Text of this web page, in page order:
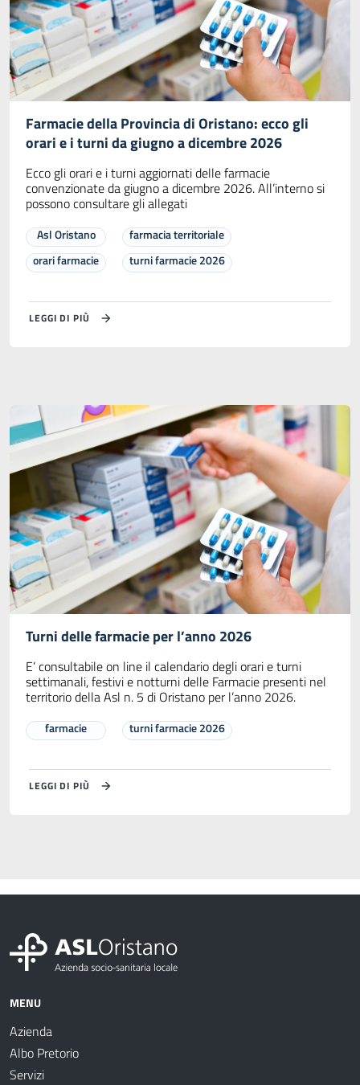
Farmacie della Provincia di Oristano: ecco gli
orari e i turni da giugno a dicembre 2026
Ecco gli orari e i turni aggiornati delle farmacie
convenzionate da giugno a dicembre 2026. All’interno si
possono consultare gli allegati
Asl Oristano
farmacia territoriale
orari farmacie
turni farmacie 2026
LEGGI DI PIÙ
Turni delle farmacie per l’anno 2026
E’ consultabile on line il calendario degli orari e turni
settimanali, festivi e notturni delle Farmacie presenti nel
territorio della Asl n. 5 di Oristano per l’anno 2026.
farmacie turni farmacie 2026
LEGGI DI PIÙ
MENU
Azienda
Albo Pretorio
Servizi